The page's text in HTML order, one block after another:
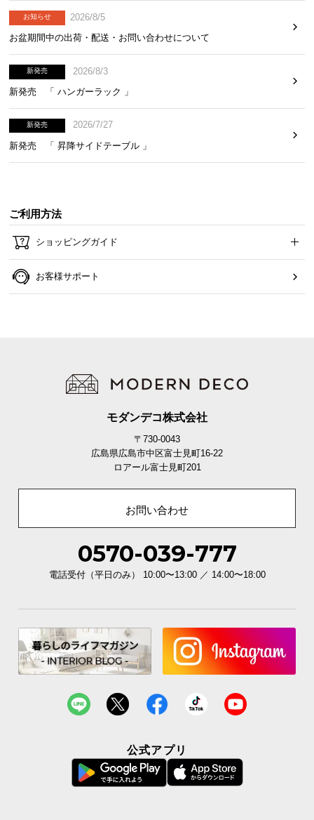
お知らせ
2026/8/5
お盆期間中の出荷・配送・お問い合わせについて
新発売
2026/8/3
新発売 「 ハンガーラック 」
新発売
2026/7/27
新発売 「 昇降サイドテーブル 」
ご利用方法
ショッピングガイド
お客様サポート
モダンデコ株式会社
〒730-0043
広島県広島市中区富士見町16-22
ロアール富士見町201
お問い合わせ
0570-039-777
電話受付（平日のみ） 10:00〜13:00 ／ 14:00〜18:00
公式アプリ